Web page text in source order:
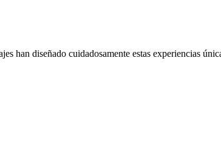
han diseñado cuidadosamente estas experiencias